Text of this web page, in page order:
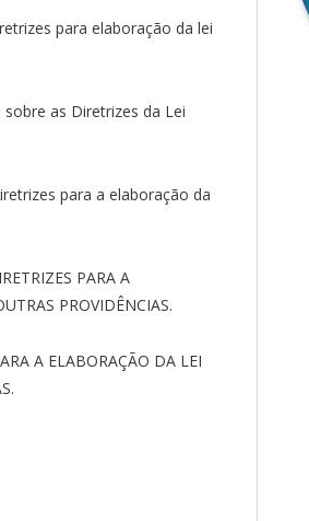
para elaboração da lei
sobre as Diretrizes da Lei
para a elaboração da
PARA A
PROVIDÊNCIAS.
A ELABORAÇÃO DA LEI